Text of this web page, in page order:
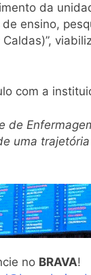
da
ensino,
com a
de
uma
no BRAVA!